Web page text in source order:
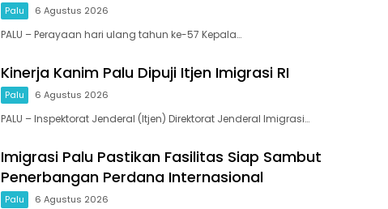
Palu 6 Agustus 2026
PALU – Perayaan hari ulang tahun ke-57 Kepala…
Kinerja Kanim Palu Dipuji Itjen Imigrasi RI
Palu 6 Agustus 2026
PALU – Inspektorat Jenderal (Itjen) Direktorat Jenderal Imigrasi…
Imigrasi Palu Pastikan Fasilitas Siap Sambut
Penerbangan Perdana Internasional
Palu 6 Agustus 2026